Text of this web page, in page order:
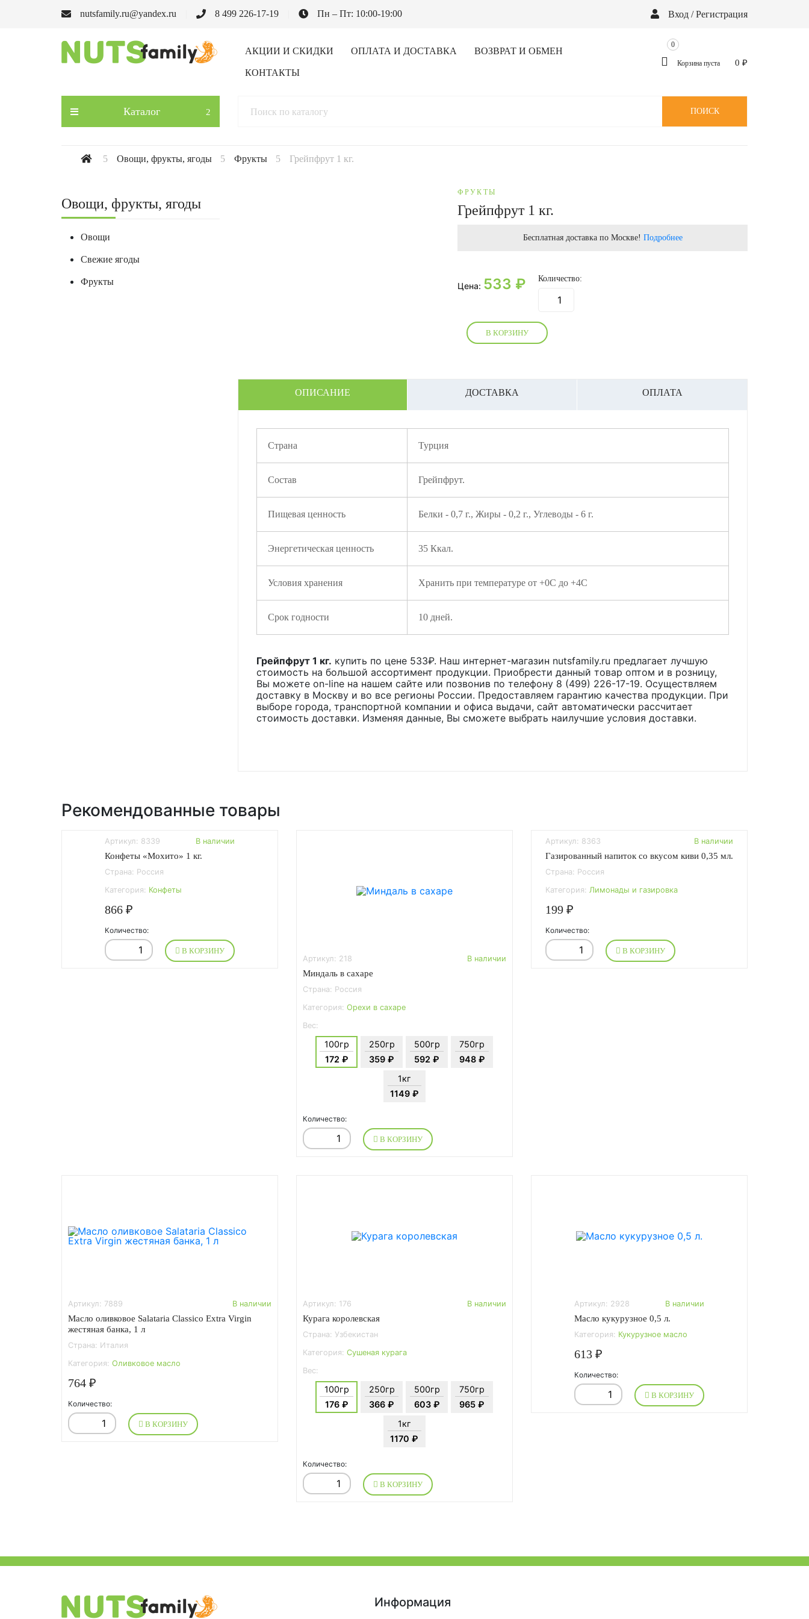
nutsfamily.ru@yandex.ru 8 499 226-17-19 Пн – Пт: 10:00-19:00 Вход / Регистрация
АКЦИИ И СКИДКИ ОПЛАТА И ДОСТАВКА ВОЗВРАТ И ОБМЕН
КОНТАКТЫ
Корзина пуста
0
0 ₽
Каталог ПОИСК
Овощи, фрукты, ягоды Фрукты Грейпфрут 1 кг.
Овощи, фрукты, ягоды
Овощи
Свежие ягоды
Фрукты
ФРУКТЫ
Грейпфрут 1 кг.
Бесплатная доставка по Москве! Подробнее
Цена: 533 ₽ Количество:
В КОРЗИНУ
ОПИСАНИЕ ДОСТАВКА ОПЛАТА
Страна Турция
Состав Грейпфрут.
Пищевая ценность Белки - 0,7 г., Жиры - 0,2 г., Углеводы - 6 г.
Энергетическая ценность 35 Ккал.
Условия хранения Хранить при температуре от +0С до +4С
Срок годности 10 дней.
Грейпфрут 1 кг. купить по цене 533₽. Наш интернет-магазин nutsfamily.ru предлагает лучшую
стоимость на большой ассортимент продукции. Приобрести данный товар оптом и в розницу,
Вы можете on-line на нашем сайте или позвонив по телефону 8 (499) 226-17-19. Осуществляем
доставку в Москву и во все регионы России. Предоставляем гарантию качества продукции. При
выборе города, транспортной компании и офиса выдачи, сайт автоматически рассчитает
стоимость доставки. Изменяя данные, Вы сможете выбрать наилучшие условия доставки.
Рекомендованные товары
Артикул: 8339 В наличии
Конфеты «Мохито» 1 кг.
Страна: Россия
Категория: Конфеты
866 ₽
Количество:
В КОРЗИНУ
Артикул: 218
В наличии
Миндаль в сахаре
Страна: Россия
Категория: Орехи в сахаре
Вес:
100гр
172 ₽
250гр
359 ₽
500гр
592 ₽
750гр
948 ₽
1кг
1149 ₽
Количество:
В КОРЗИНУ
Артикул: 8363 В наличии
Газированный напиток со вкусом киви 0,35 мл.
Страна: Россия
Категория: Лимонады и газировка
199 ₽
Количество:
В КОРЗИНУ
Артикул: 7889 В наличии
Масло оливковое Salataria Classico Extra Virgin
жестяная банка, 1 л
Страна: Италия
Категория: Оливковое масло
764 ₽
Количество:
В КОРЗИНУ
Артикул: 176 В наличии
Курага королевская
Страна: Узбекистан
Категория: Сушеная курага
Вес:
100гр
176 ₽
250гр
366 ₽
500гр
603 ₽
750гр
965 ₽
1кг
1170 ₽
Количество:
В КОРЗИНУ
Артикул: 2928 В наличии
Масло кукурузное 0,5 л.
Категория: Кукурузное масло
613 ₽
Количество:
В КОРЗИНУ
Информация